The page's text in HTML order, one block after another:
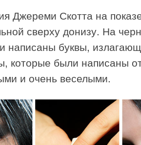
Джереми Скотта на
сверху донизу. На
написаны буквы,
которые были написаны
и очень веселыми.